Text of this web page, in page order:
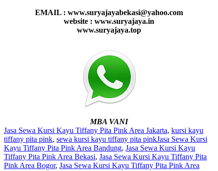
EMAIL : www.suryajayabekasi@yahoo.com
website : www.suryajaya.in
www.suryajaya.top
MBA VANI
Jasa Sewa Kursi Kayu Tiffany Pita Pink Area Jakarta, kursi kayu
tiffany pita pink, sewa kursi kayu tiffany pita pinkJasa Sewa Kursi
Kayu Tiffany Pita Pink Area Bandung, Jasa Sewa Kursi Kayu
Tiffany Pita Pink Area Bekasi, Jasa Sewa Kursi Kayu Tiffany Pita
Pink Area Bogor, Jasa Sewa Kursi Kayu Tiffany Pita Pink Area